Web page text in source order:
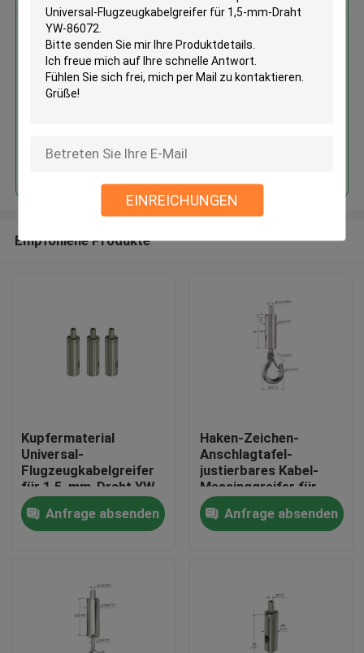
EINREICHUNGEN
Produkte
Kupfermaterial Universal-
Flugzeugkabelgreifer für 1,5-
mm-Draht YW-86072
Fortsetzen
Empfohlene Produkte
Kupfermaterial
Universal-
Flugzeugkabelgreifer
für 1,5-mm-Draht YW-
86072
Anfrage absenden
Haken-Zeichen-
Anschlagtafel-
justierbares Kabel-
Messinggreifer für
hängendes System
Anfrage absenden